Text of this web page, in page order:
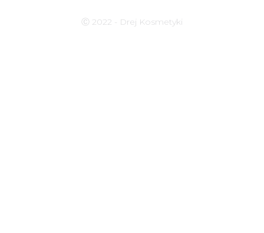
Ⓒ 2022 - Drej Kosmetyki